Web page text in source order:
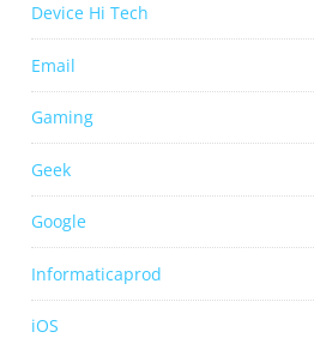
Device Hi Tech
Email
Gaming
Geek
Google
Informaticaprod
iOS